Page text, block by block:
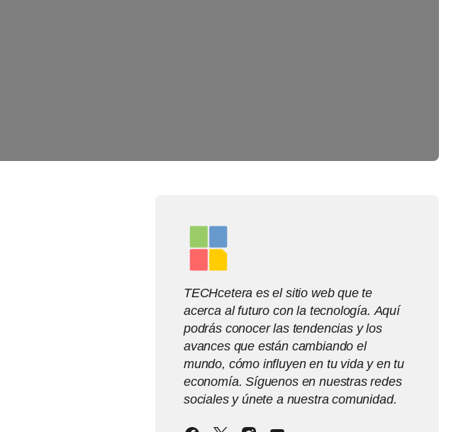
TECHcetera es el sitio web que te
acerca al futuro con la tecnología. Aquí
podrás conocer las tendencias y los
avances que están cambiando el
mundo, cómo influyen en tu vida y en tu
economía. Síguenos en nuestras redes
sociales y únete a nuestra comunidad.